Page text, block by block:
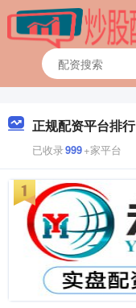
正规配资平台排行
已收录999+家平台